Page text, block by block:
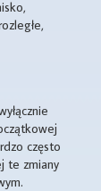
często
te zmiany